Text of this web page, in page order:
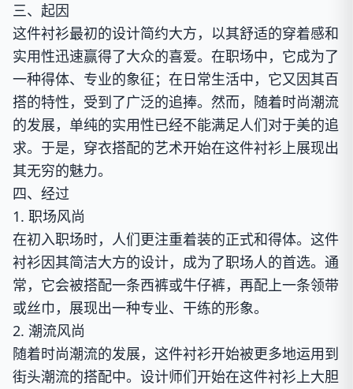
三、起因
这件衬衫最初的设计简约大方，以其舒适的穿着感和
实用性迅速赢得了大众的喜爱。在职场中，它成为了
一种得体、专业的象征；在日常生活中，它又因其百
搭的特性，受到了广泛的追捧。然而，随着时尚潮流
的发展，单纯的实用性已经不能满足人们对于美的追
求。于是，穿衣搭配的艺术开始在这件衬衫上展现出
其无穷的魅力。
四、经过
1. 职场风尚
在初入职场时，人们更注重着装的正式和得体。这件
衬衫因其简洁大方的设计，成为了职场人的首选。通
常，它会被搭配一条西裤或牛仔裤，再配上一条领带
或丝巾，展现出一种专业、干练的形象。
2. 潮流风尚
随着时尚潮流的发展，这件衬衫开始被更多地运用到
街头潮流的搭配中。设计师们开始在这件衬衫上大胆